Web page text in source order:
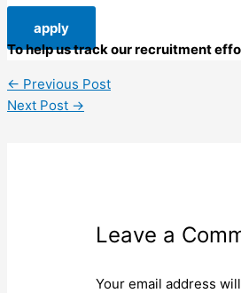
apply
To help us track our recruitment
← Previous Post
Next Post →
Leave a
Your email address